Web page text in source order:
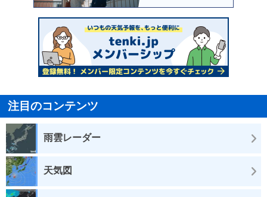
注目のコンテンツ
雨雲レーダー
天気図